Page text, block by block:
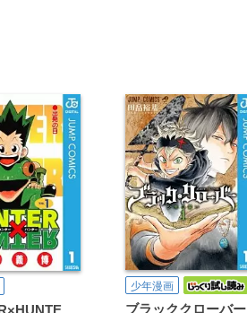
少年漫画
ブラッククローバー